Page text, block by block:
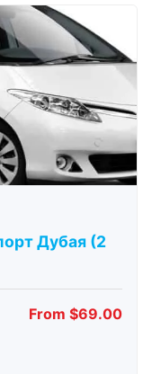
Дубая (2
From $69.00